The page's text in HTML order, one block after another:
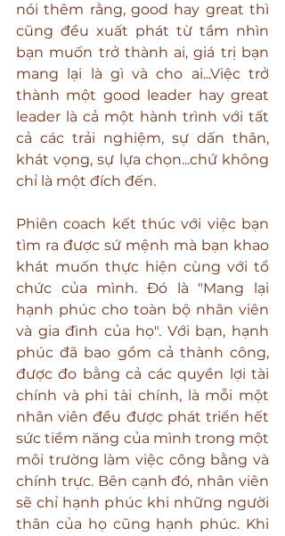
nói thêm rằng, good hay great thì
cũng đều xuất phát từ tầm nhìn
bạn muốn trở thành ai, giá trị bạn
mang lại là gì và cho ai...Việc trở
thành một good leader hay great
leader là cả một hành trình với tất
cả các trải nghiệm, sự dấn thân,
khát vọng, sự lựa chọn...chứ không
chỉ là một đích đến.
Phiên coach kết thúc với việc bạn
tìm ra được sứ mệnh mà bạn khao
khát muốn thực hiện cùng với tổ
chức của mình. Đó là "Mang lại
hạnh phúc cho toàn bộ nhân viên
và gia đình của họ". Với bạn, hạnh
phúc đã bao gồm cả thành công,
được đo bằng cả các quyền lợi tài
chính và phi tài chính, là mỗi một
nhân viên đều được phát triển hết
sức tiềm năng của mình trong một
môi trường làm việc công bằng và
chính trực. Bên cạnh đó, nhân viên
sẽ chỉ hạnh phúc khi những người
thân của họ cũng hạnh phúc. Khi